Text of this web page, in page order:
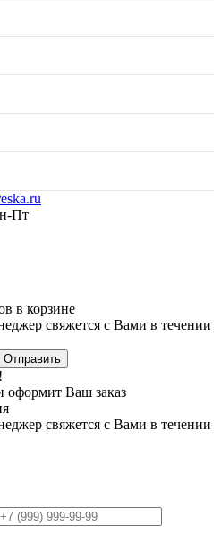
Пт
в корзине
свяжется с Вами в течении
Отправить
оформит Ваш заказ
свяжется с Вами в течении